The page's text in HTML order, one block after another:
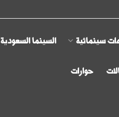
سينمائية السينما السعودية
حوارات